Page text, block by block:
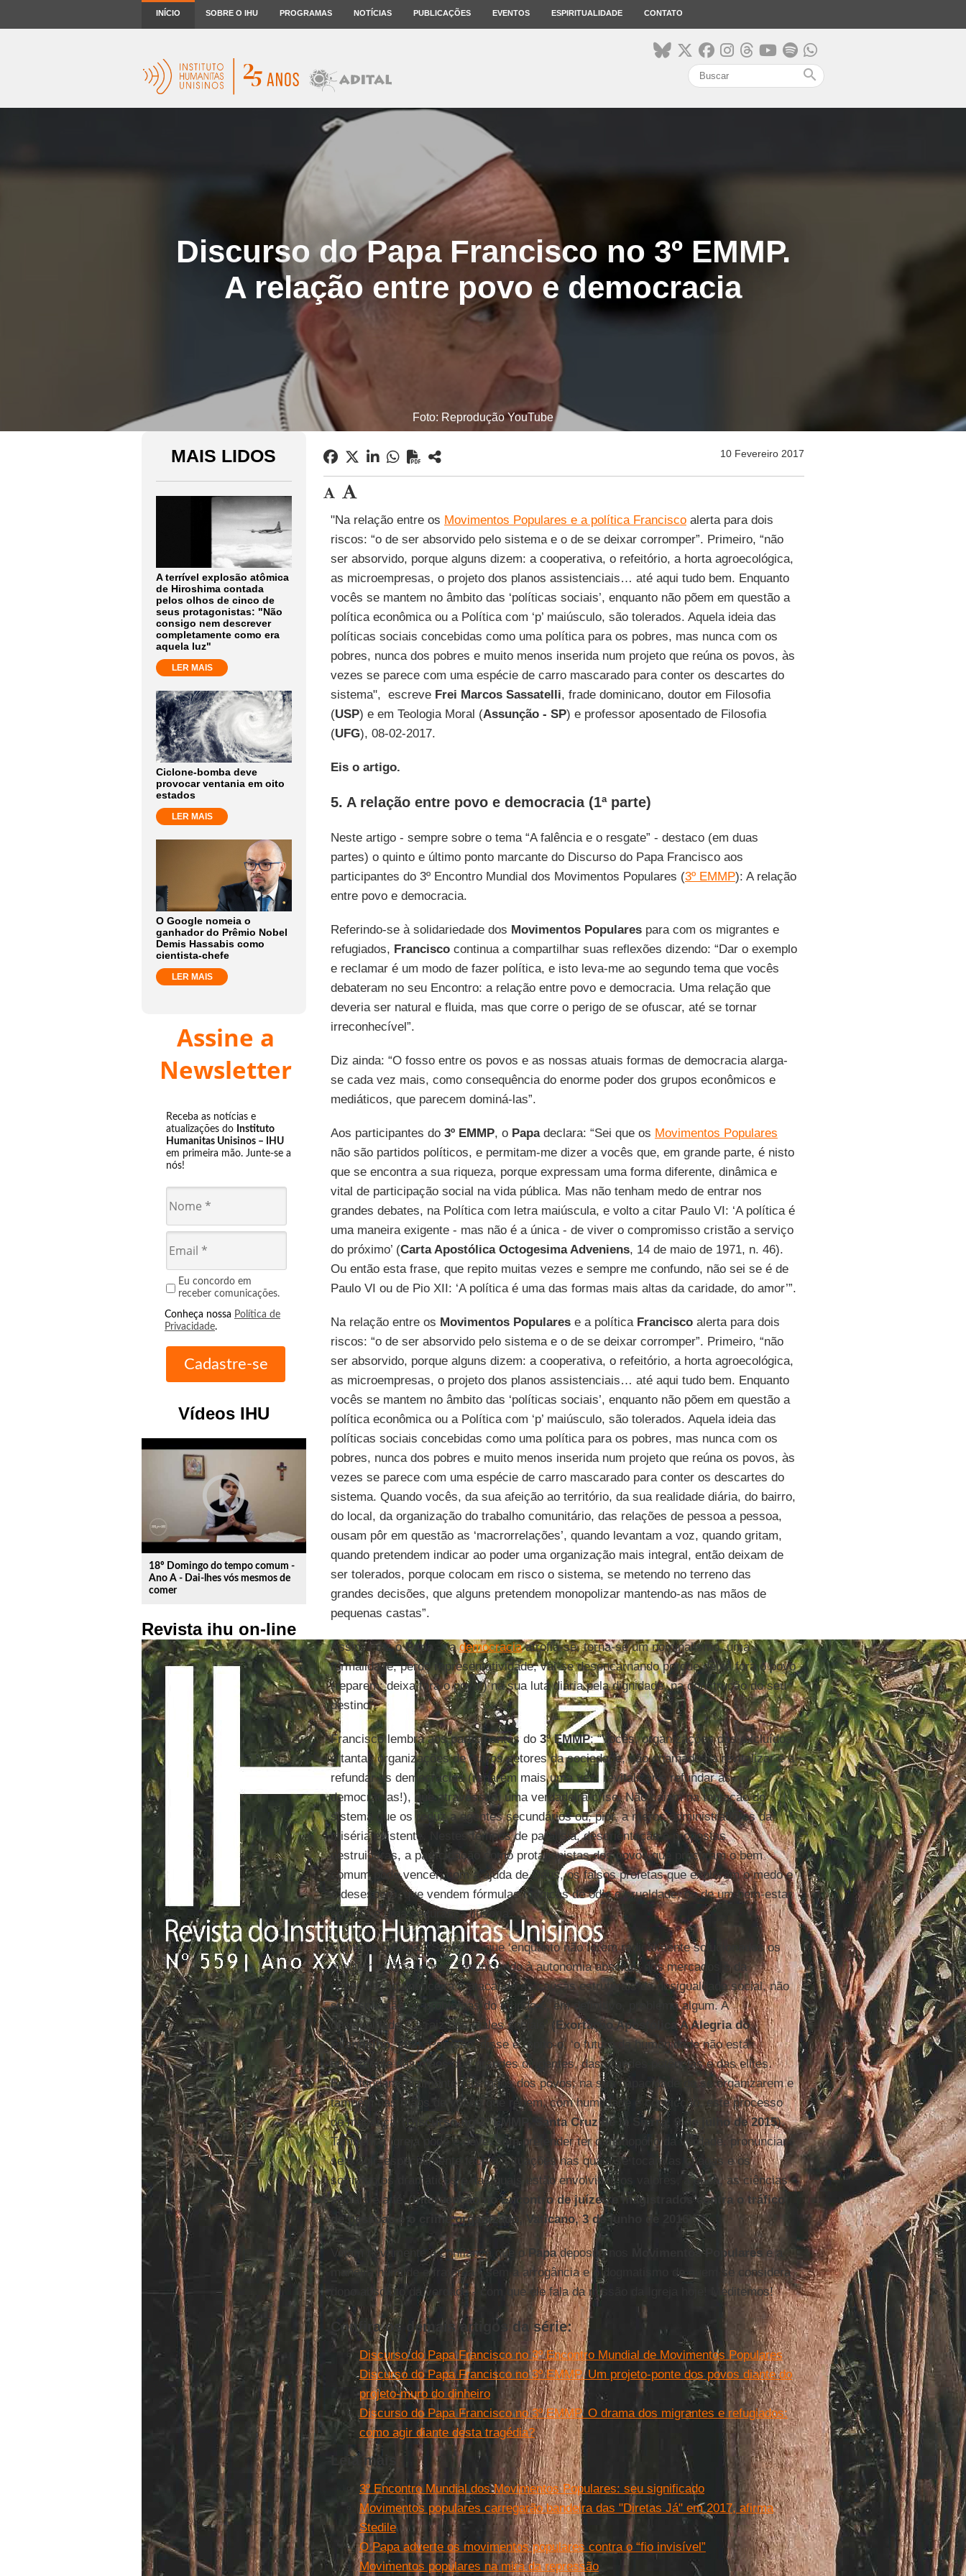
INÍCIO SOBRE O IHU PROGRAMAS NOTÍCIAS PUBLICAÇÕES EVENTOS ESPIRITUALIDADE CONTATO
search
Discurso do Papa Francisco no 3º EMMP.
A relação entre povo e democracia
Foto: Reprodução YouTube
MAIS LIDOS
A terrível explosão atômica
de Hiroshima contada
pelos olhos de cinco de
seus protagonistas: "Não
consigo nem descrever
completamente como era
aquela luz"
LER MAIS
Ciclone-bomba deve
provocar ventania em oito
estados
LER MAIS
O Google nomeia o
ganhador do Prêmio Nobel
Demis Hassabis como
cientista-chefe
LER MAIS
Assine a
Newsletter
Receba as notícias e
atualizações do Instituto
Humanitas Unisinos – IHU
em primeira mão. Junte-se a
nós!
Eu concordo em
receber comunicações.
Conheça nossa Política de
Privacidade.
Vídeos IHU
play_circle_outline
18º Domingo do tempo comum -
Ano A - Dai-lhes vós mesmos de
comer
Revista ihu on-line
10 Fevereiro 2017
"Na relação entre os Movimentos Populares e a política Franciscoalerta para dois
riscos: “o de ser absorvido pelo sistema e o de se deixar corromper”. Primeiro, “não
ser absorvido, porque alguns dizem: a cooperativa, o refeitório, a horta agroecológica,
as microempresas, o projeto dos planos assistenciais… até aqui tudo bem. Enquanto
vocês se mantem no âmbito das ‘políticas sociais’, enquanto não põem em questão a
política econômica ou a Política com ‘p’ maiúsculo, são tolerados. Aquela ideia das
políticas sociais concebidas como uma política para os pobres, mas nunca com os
pobres, nunca dos pobres e muito menos inserida num projeto que reúna os povos, às
vezes se parece com uma espécie de carro mascarado para conter os descartes do
sistema", escreveFrei Marcos Sassatelli, frade dominicano, doutor em Filosofia
(USP) e em Teologia Moral (Assunção - SP) e professor aposentado de Filosofia
(UFG), 08-02-2017.
Eis o artigo.
5. A relação entre povo e democracia (1ª parte)
Neste artigo - sempre sobre o tema “A falência e o resgate” - destaco (em duas
partes) o quinto e último ponto marcante do Discurso do Papa Francisco aos
participantes do 3º Encontro Mundial dos Movimentos Populares (3º EMMP): A relação
entre povo e democracia.
Referindo-se à solidariedade dos Movimentos Popularespara com os migrantes e
refugiados, Franciscocontinua a compartilhar suas reflexões dizendo: “Dar o exemplo
e reclamar é um modo de fazer política, e isto leva-me ao segundo tema que vocês
debateram no seu Encontro: a relação entre povo e democracia. Uma relação que
deveria ser natural e fluida, mas que corre o perigo de se ofuscar, até se tornar
irreconhecível”.
Diz ainda: “O fosso entre os povos e as nossas atuais formas de democracia alarga-
se cada vez mais, como consequência do enorme poder dos grupos econômicos e
mediáticos, que parecem dominá-las”.
Aos participantes do 3º EMMP, o Papadeclara: “Sei que os Movimentos Populares
não são partidos políticos, e permitam-me dizer a vocês que, em grande parte, é nisto
que se encontra a sua riqueza, porque expressam uma forma diferente, dinâmica e
vital de participação social na vida pública. Mas não tenham medo de entrar nos
grandes debates, na Política com letra maiúscula, e volto a citar Paulo VI: ‘A política é
uma maneira exigente - mas não é a única - de viver o compromisso cristão a serviço
do próximo’ (Carta Apostólica Octogesima Adveniens, 14 de maio de 1971, n. 46).
Ou então esta frase, que repito muitas vezes e sempre me confundo, não sei se é de
Paulo VI ou de Pio XII: ‘A política é uma das formas mais altas da caridade, do amor’”.
Na relação entre os Movimentos Popularese a política Franciscoalerta para dois
riscos: “o de ser absorvido pelo sistema e o de se deixar corromper”. Primeiro, “não
ser absorvido, porque alguns dizem: a cooperativa, o refeitório, a horta agroecológica,
as microempresas, o projeto dos planos assistenciais… até aqui tudo bem. Enquanto
vocês se mantem no âmbito das ‘políticas sociais’, enquanto não põem em questão a
política econômica ou a Política com ‘p’ maiúsculo, são tolerados. Aquela ideia das
políticas sociais concebidas como uma política para os pobres, mas nunca com os
pobres, nunca dos pobres e muito menos inserida num projeto que reúna os povos, às
vezes se parece com uma espécie de carro mascarado para conter os descartes do
sistema. Quando vocês, da sua afeição ao território, da sua realidade diária, do bairro,
do local, da organização do trabalho comunitário, das relações de pessoa a pessoa,
ousam pôr em questão as ‘macrorrelações’, quando levantam a voz, quando gritam,
quando pretendem indicar ao poder uma organização mais integral, então deixam de
ser tolerados, porque colocam em risco o sistema, se metendo no terreno das
grandes decisões, que alguns pretendem monopolizar mantendo-as nas mãos de
pequenas castas”.
Assim - diz oPapa - “ademocraciaatrofia-se, torna-se um nominalismo, uma
formalidade, perde representatividade, vai-se desencarnando porque deixa fora o povo
(reparem: deixa fora o povo!) na sua luta diária pela dignidade, na construção do seu
destino”.
Francisco lembra aos participantes do 3º EMMP: “Vocês, organizações dos excluídos
e tantas organizações de outros setores da sociedade, são chamados a revitalizar e a
refundar as democracias (reparem mais uma vez: revitalizar e refundar as
democracias!), que atravessam uma verdadeira crise. Não caiam na tentação do
sistema que os reduz a agentes secundários ou, pior, a meros administradores da
miséria existente. Nestes tempos de paralisia, desorientação e propostas
destruidoras, a participação como protagonistas dos povos que procuram o bem
comum pode vencer, com a ajuda de Deus, os falsos profetas que exploram o medo e
o desespero, que vendem fórmulas mágicas de ódio e crueldade, ou de um bem-estar
egoísta e uma segurança ilusória”.
Continua oPapa: “Sabemos que ‘enquanto não forem radicalmente solucionados os
problemas dos pobres, renunciando à autonomia absoluta dos mercados e da
especulação financeira e atacando as causas estruturais da desigualdade social, não
se resolverão os problemas do mundo e, em definitivo, problema algum. A
desigualdade é a raiz dos males sociais’(Exortação Apostólica A Alegria do
Evangelho, 202). Por isso, disse e repito-o, ‘o futuro da humanidade não está
unicamente nas mãos dos grandes dirigentes, das grandes potências e das elites.
Está fundamentalmente nas mãos dos povos; na sua capacidade de se organizarem e
também nas mãos de vocês que regem, com humildade e convicção, este processo
de mudança’ (Discurso no 2º EMMP, Santa Cruz de la Sierra, 9 de julho de 2015).
Também a Igreja pode e deve, sem pretender ter o monopólio da verdade, pronunciar-
se e agir, especialmente face a ‘situações nas quais se tocam as chagas e os
sofrimentos dramáticos e nas quais estão envolvidos os valores, a ética, as ciências
sociais e a fé’(Intervenção no Encontro de juízes e magistrados contra o tráfico
de pessoas e o crime organizado, Vaticano, 3 de junho de 2016
)”.
Vejam novamente a confiança que o Papadeposita nos Movimentos Populares e a
maneira humilde e fraterna - sem a arrogância e o dogmatismo de quem se considera
dono absoluto da verdade - com que ele fala da missão da Igreja hoje! Meditemos!
Confira os demais artigos da série:
Discurso do Papa Francisco no 3º Encontro Mundial de Movimentos Populares
Discurso do Papa Francisco no 3º EMMP. Um projeto-ponte dos povos diante do
projeto-muro do dinheiro
Discurso do Papa Francisco no 3º EMMP. O drama dos migrantes e refugiados:
como agir diante desta tragédia?
Leia mais
3º Encontro Mundial dos Movimentos Populares: seu significado
Movimentos populares carregarão bandeira das "Diretas Já" em 2017, afirma
Stedile
O Papa adverte os movimentos populares contra o “fio invisível”
Movimentos populares na mira da repressão